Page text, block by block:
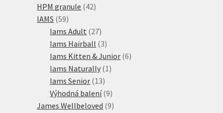
HPM granule 4242
IAMS 5959
produktů
Iams Adult 2727
produktů
Iams Hairball 33
produkty
Iams Kitten & Junior 66
Iams Naturally 1 1
Iams Senior 1313
produktů
Výhodná balení 99
produktů
James Wellbeloved 99